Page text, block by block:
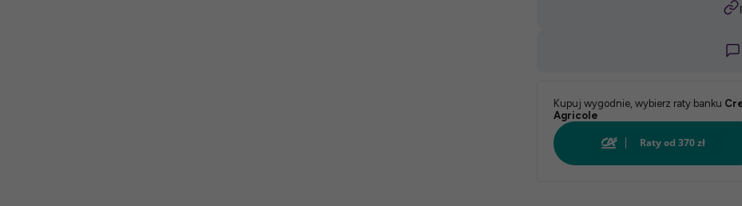
Kupuj wygodnie, wybierz raty banku
Agricole